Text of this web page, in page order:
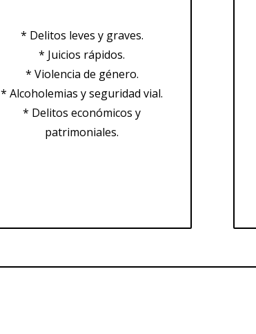
* Delitos leves y graves.
* Juicios rápidos.
* Violencia de género.
* Alcoholemias y seguridad vial.
* Delitos económicos y
patrimoniales.